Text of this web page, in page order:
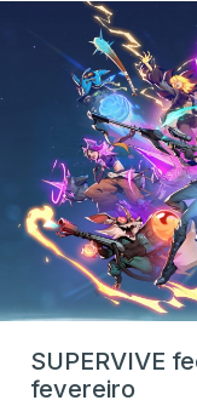
SUPERVIVE
fevereiro